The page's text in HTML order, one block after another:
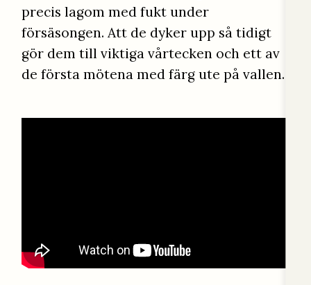
precis lagom med fukt under
försäsongen. Att de dyker upp så tidigt
gör dem till viktiga vårtecken och ett av
de första mötena med färg ute på vallen.